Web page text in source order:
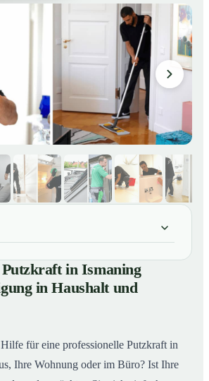
Putzkraft in Ismaning gesucht:
und Gewerbe
Sie eine Putzkraft in Ismaning
Putzkraft in Ismaning
in Haushalt und
für eine professionelle Putzkraft in
Ihre Wohnung oder im Büro? Ist Ihre